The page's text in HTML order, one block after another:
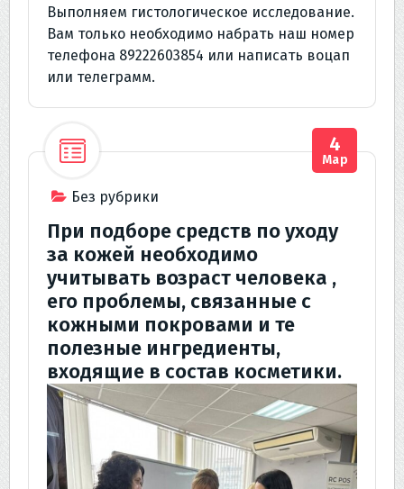
Выполняем гистологическое исследование.
Вам только необходимо набрать наш номер
телефона 89222603854 или написать воцап
или телеграмм.
Без рубрики
4
Мар
При подборе средств по уходу
за кожей необходимо
учитывать возраст человека ,
его проблемы, связанные с
кожными покровами и те
полезные ингредиенты,
входящие в состав косметики.